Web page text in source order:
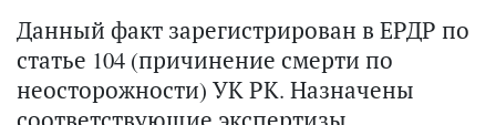
Данный факт зарегистрирован в ЕРДР по
статье 104 (причинение смерти по
неосторожности) УК РК. Назначены